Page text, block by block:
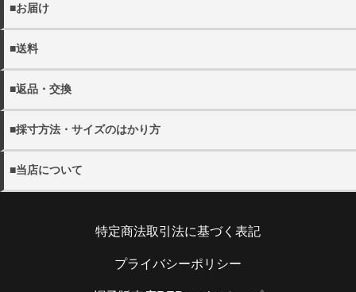
・クレジットカード決済
・代金引換（別途手数料440円）
■お届け
※宅配便でお届け先が沖縄・離島の場合日本郵政となる場合
がございます。
・配送日の指定をご希望の場合にはご注文の際にご希望日を
ご指定がない場合には、最短のお日にちで発送いたします。
・配送希望時間帯は、以下よりお選びください。
【午前中 12-14時 14-16時 16-18時 18-20時 19-21
時】
※メール便(ゆうパケット)はポスト投函となるたの日時指定
詳しく見る
■送料
・各都道府県別送料につきましては下記リンクよりご確認く
ださい。
・メール便は全国一律300円となります。
■返品・交換
(shop@rep-hat.com)またはお電話（042-723-7854）までご
連絡ください。
※当店休業日は、
・お客様のご都合による返品の場合
に限り、返品を承ります。お手元に到着後5日以内にご連絡
■採寸方法・サイズのはかり方
い。
■当店について
メール：shop@rep-hat.com
特定商法取引法に基づく表記
プライバシーポリシー